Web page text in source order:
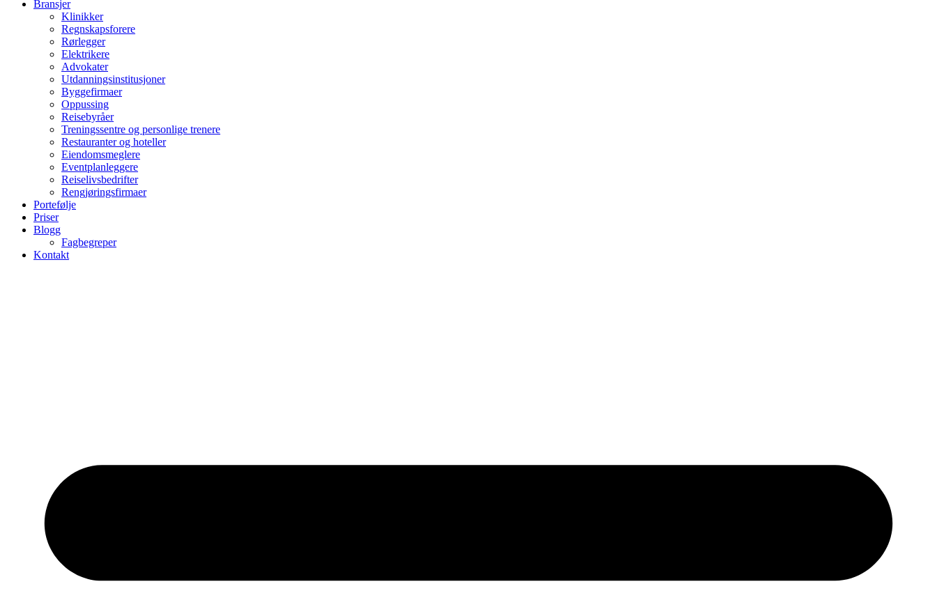
Bransjer
Klinikker
Regnskapsforere
Rørlegger
Elektrikere
Advokater
Utdanningsinstitusjoner
Byggefirmaer
Oppussing
Reisebyråer
Treningssentre og personlige trenere
Restauranter og hoteller
Eiendomsmeglere
Eventplanleggere
Reiselivsbedrifter
Rengjøringsfirmaer
Portefølje
Priser
Blogg
Fagbegreper
Kontakt